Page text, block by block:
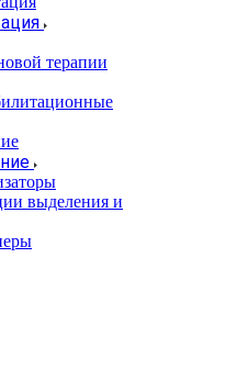
терапии
выделения и